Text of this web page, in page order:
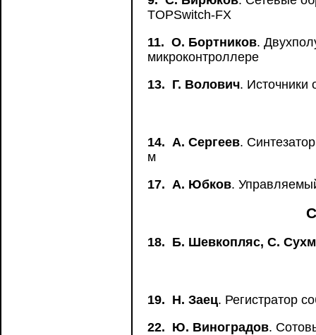
TOPSwitch-FX
11. О. Бортников.
микроконтроллере
13. Г. Волович. Источники
14. А. Сергеев.
м
17. А. Юбков.
18. Б. Шевкопляс, С.
19. Н. Заец. Регистратор
22. Ю. Виноградов.